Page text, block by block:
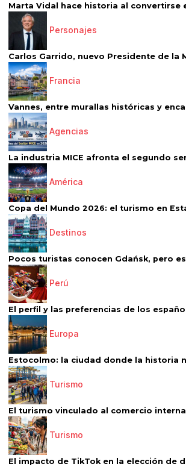
Marta Vidal hace historia al convertirse
Personajes
Carlos Garrido, nuevo Presidente de la
Francia
Vannes, entre murallas históricas y
Agencias
La industria MICE afronta el segundo
América
Copa del Mundo 2026: el turismo en
Destinos
Pocos turistas conocen Gdańsk, pero
Perú
El perfil y las preferencias de los
Europa
Estocolmo: la ciudad donde la historia
Turismo
El turismo vinculado al comercio
Turismo
El impacto de TikTok en la elección de